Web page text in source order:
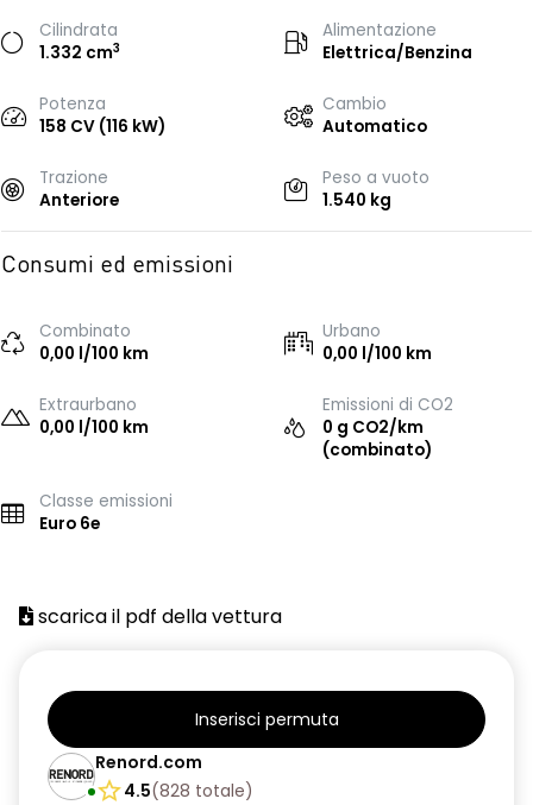
Cilindrata
1.332 cm3
Alimentazione
Elettrica/Benzina
Potenza
158 CV (116 kW)
Cambio
Automatico
Trazione
Anteriore
Peso a vuoto
1.540 kg
Consumi ed emissioni
Combinato
0,00 l/100 km
Urbano
0,00 l/100 km
Extraurbano
0,00 l/100 km
Emissioni di CO2
0 g CO2/km
(combinato)
Classe emissioni
Euro 6e
scarica il pdf della vettura
Inserisci permuta
Renord.com
4.5(828 totale)